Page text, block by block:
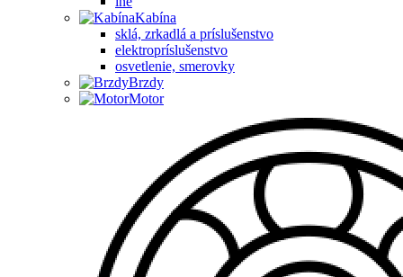
Kabína
sklá, zrkadlá a príslušenstvo
elektropríslušenstvo
osvetlenie, smerovky
Brzdy
Motor